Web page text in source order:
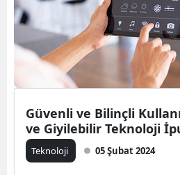
Güvenli ve Bilinçli
ve Giyilebilir Teknoloji
Teknoloji 05 Şubat 2024